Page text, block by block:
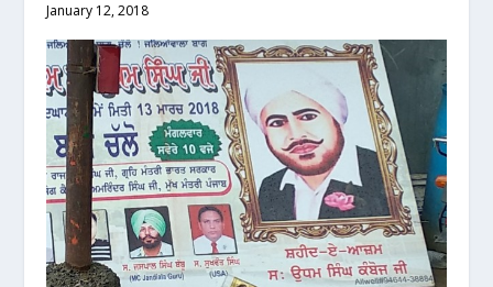
January 12, 2018